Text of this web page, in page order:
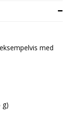
med
g)